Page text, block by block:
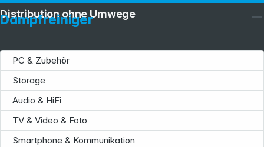
Dampfreiniger
PC & Zubehör
Storage
Audio & HiFi
TV & Video & Foto
Smartphone & Kommunikation
Distribution ohne Umwege